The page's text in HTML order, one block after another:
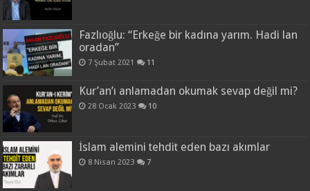
Fazlıoğlu: “Erkeğe bir kadına yarım. Hadi lan
oradan”
7 Şubat 2021 11
Kur’an’ı anlamadan okumak sevap değil mi?
28 Ocak 2023 10
İslam alemini tehdit eden bazı akımlar
8 Nisan 2023 7